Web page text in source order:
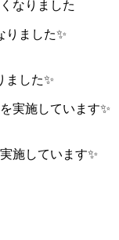
なりました
ました✨
施しています✨